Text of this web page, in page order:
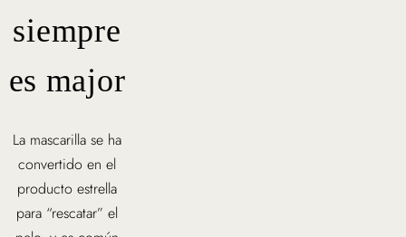
siempre
es major
La mascarilla se ha
convertido en el
producto estrella
para “rescatar” el